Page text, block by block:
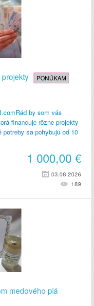
PONÚKAM
by som vás
financuje rôzne projekty
sa pohybujú od 10
1 000,00 €
03.08.2026
189
medového plá